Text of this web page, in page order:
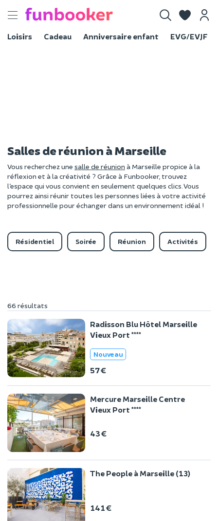
Toggle
Loisirs
Cadeau Anniversaire enfant EVG/EVJF
Salles de réunion à Marseille
Vous recherchez une salle de réunion à Marseille propice à la
réflexion et à la créativité ? Grâce à Funbooker, trouvez
l’espace qui vous convient en seulement quelques clics. Vous
pourrez ainsi réunir toutes les personnes liées à votre activité
professionnelle pour échanger dans un environnement idéal !
Résidentiel Soirée Réunion Activités
66 résultats
Radisson Blu Hôtel Marseille
Vieux Port ****
Nouveau
57 €
Mercure Marseille Centre
Vieux Port ****
43 €
The People à Marseille (13)
141 €